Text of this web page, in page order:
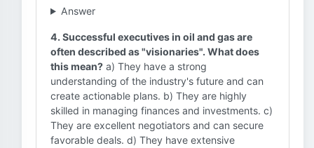
Answer
4. Successful executives in oil and gas are
often described as "visionaries". What does
this mean? a) They have a strong
understanding of the industry's future and can
create actionable plans. b) They are highly
skilled in managing finances and investments. c)
They are excellent negotiators and can secure
favorable deals. d) They have extensive